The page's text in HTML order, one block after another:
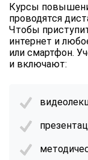
Курсы
проводятся
Чтобы
интернет и
или смартфон.
и включают: